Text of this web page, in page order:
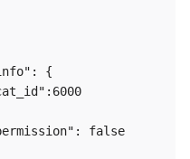
{
false